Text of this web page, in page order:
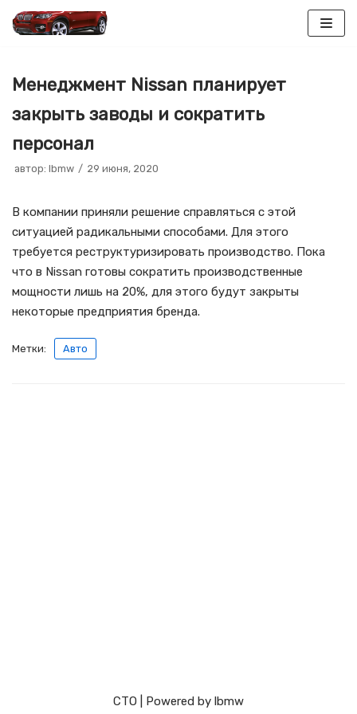
содержимому
Менеджмент Nissan планирует
закрыть заводы и сократить
персонал
автор: lbmw 29 июня, 2020
В компании приняли решение справляться с этой
ситуацией радикальными способами. Для этого
требуется реструктуризировать производство. Пока
что в Nissan готовы сократить производственные
мощности лишь на 20%, для этого будут закрыты
некоторые предприятия бренда.
Метки: Авто
СТО | Powered by lbmw